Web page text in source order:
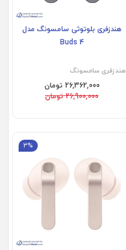
هندزفری بلوتوثی سامسونگ مدل
Buds 4
هندزفری سامسونگ
26,362,000 تومان
26,900,000 تومان
3%